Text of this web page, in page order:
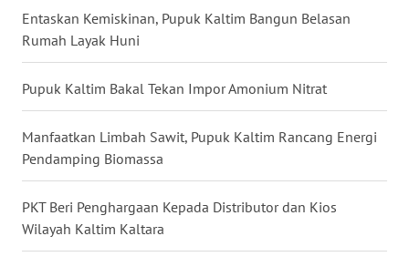
Entaskan Kemiskinan, Pupuk Kaltim Bangun Belasan
Rumah Layak Huni
Pupuk Kaltim Bakal Tekan Impor Amonium Nitrat
Manfaatkan Limbah Sawit, Pupuk Kaltim Rancang Energi
Pendamping Biomassa
PKT Beri Penghargaan Kepada Distributor dan Kios
Wilayah Kaltim Kaltara
GORONTALO
SULUT